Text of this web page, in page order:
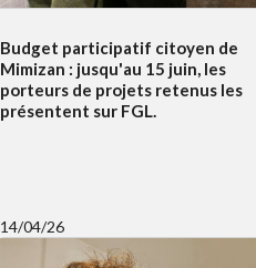
Budget participatif citoyen de
Mimizan : jusqu'au 15 juin, les
porteurs de projets retenus les
présentent sur FGL.
14/04/26